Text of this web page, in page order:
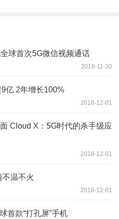
球首次5G微信视频通话
2018-11-30
亿 2年增长100%
2018-12-01
Cloud X：5G时代的杀手级应
2018-12-01
温不火
2018-12-01
首款“打孔屏”手机